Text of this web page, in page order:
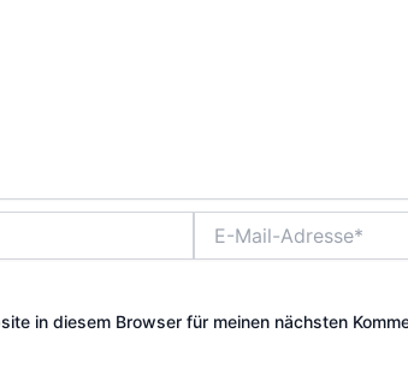
Mail-
in diesem Browser für meinen nächsten